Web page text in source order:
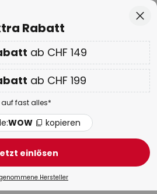
01D 08H 48M 33S
ab CHF 199 extraauf fast alles
WOW kopieren
Bis zu -70%
mit
Deckenleuchten modern
Rabatt
ab CHF 149
ab CHF 199
auf fast alles*
WOW kopieren
einlösen
Hersteller